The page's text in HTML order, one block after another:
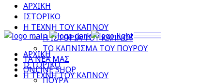
ΑΡΧΙΚΗ
ΙΣΤΟΡΙΚΟ
Η ΤΕΧΝΗ ΤΟΥ ΚΑΠΝΟΥ
Η ΙΣΤΟΡΙΑ ΤΟΥ ΚΑΠΝΟΥ
ΤΟ ΚΑΠΝΙΣΜΑ ΤΟΥ ΠΟΥΡΟΥ
ΤΑ ΝΕΑ ΜΑΣ
ONLINE SHOP
ΠΟΥΡΑ
ΑΡΧΙΚΗ
ΙΣΤΟΡΙΚΟ
Η ΤΕΧΝΗ ΤΟΥ ΚΑΠΝΟΥ